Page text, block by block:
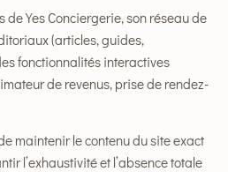
de Yes Conciergerie, son réseau de
(articles, guides,
fonctionnalités interactives
de revenus, prise de rendez-
maintenir le contenu du site exact
l’exhaustivité et l’absence totale